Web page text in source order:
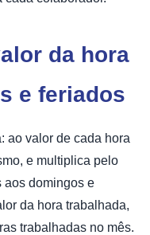
da hora
e feriados
ao valor de cada hora
e multiplica pelo
aos domingos e
da hora trabalhada,
trabalhadas no mês.